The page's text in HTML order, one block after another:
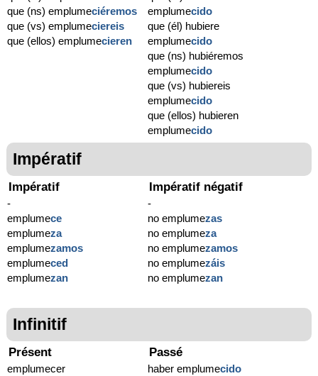
que (ns) emplumeciéremos
que (vs) emplumeciereis
que (ellos) emplumecieren
emplumecido
que (él) hubiere
emplumecido
que (ns) hubiéremos
emplumecido
que (vs) hubiereis
emplumecido
que (ellos) hubieren
emplumecido
Impératif
Impératif
-
emplumece
emplumeza
emplumezamos
emplumeced
emplumezan
Impératif négatif
-
no emplumezas
no emplumeza
no emplumezamos
no emplumezáis
no emplumezan
Infinitif
Présent
emplumecer
Passé
haber emplumecido